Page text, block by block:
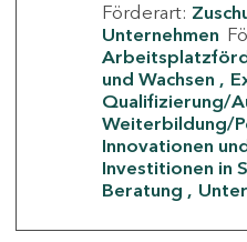
Förderart:
Unternehmen
und Wachsen
Qualifizierung/
Weiterbildung/
Innovationen
Investitionen in
Beratung